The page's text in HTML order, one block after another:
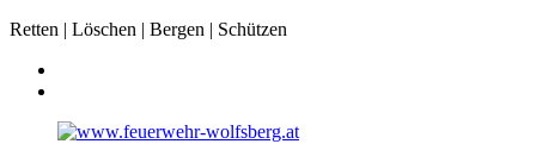
Retten | Löschen | Bergen | Schützen